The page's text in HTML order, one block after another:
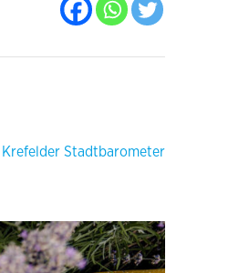
Krefelder Stadtbarometer